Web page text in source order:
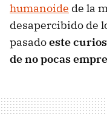
humanoide de la
desapercibido de
pasadoeste
de no pocas